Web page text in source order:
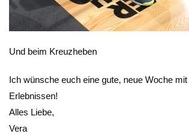
Und beim Kreuzheben
Ich wünsche euch eine gute, neue Woche
Erlebnissen!
Alles Liebe,
Vera